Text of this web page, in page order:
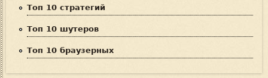
Топ 10 стратегий
Топ 10 шутеров
Топ 10 браузерных